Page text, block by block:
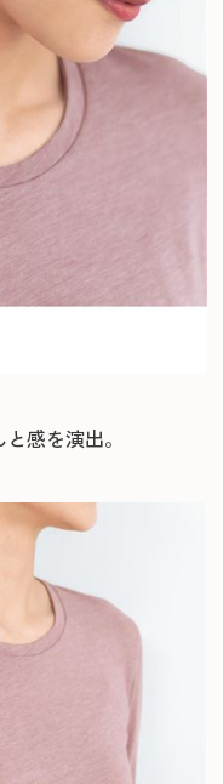
感を演出。